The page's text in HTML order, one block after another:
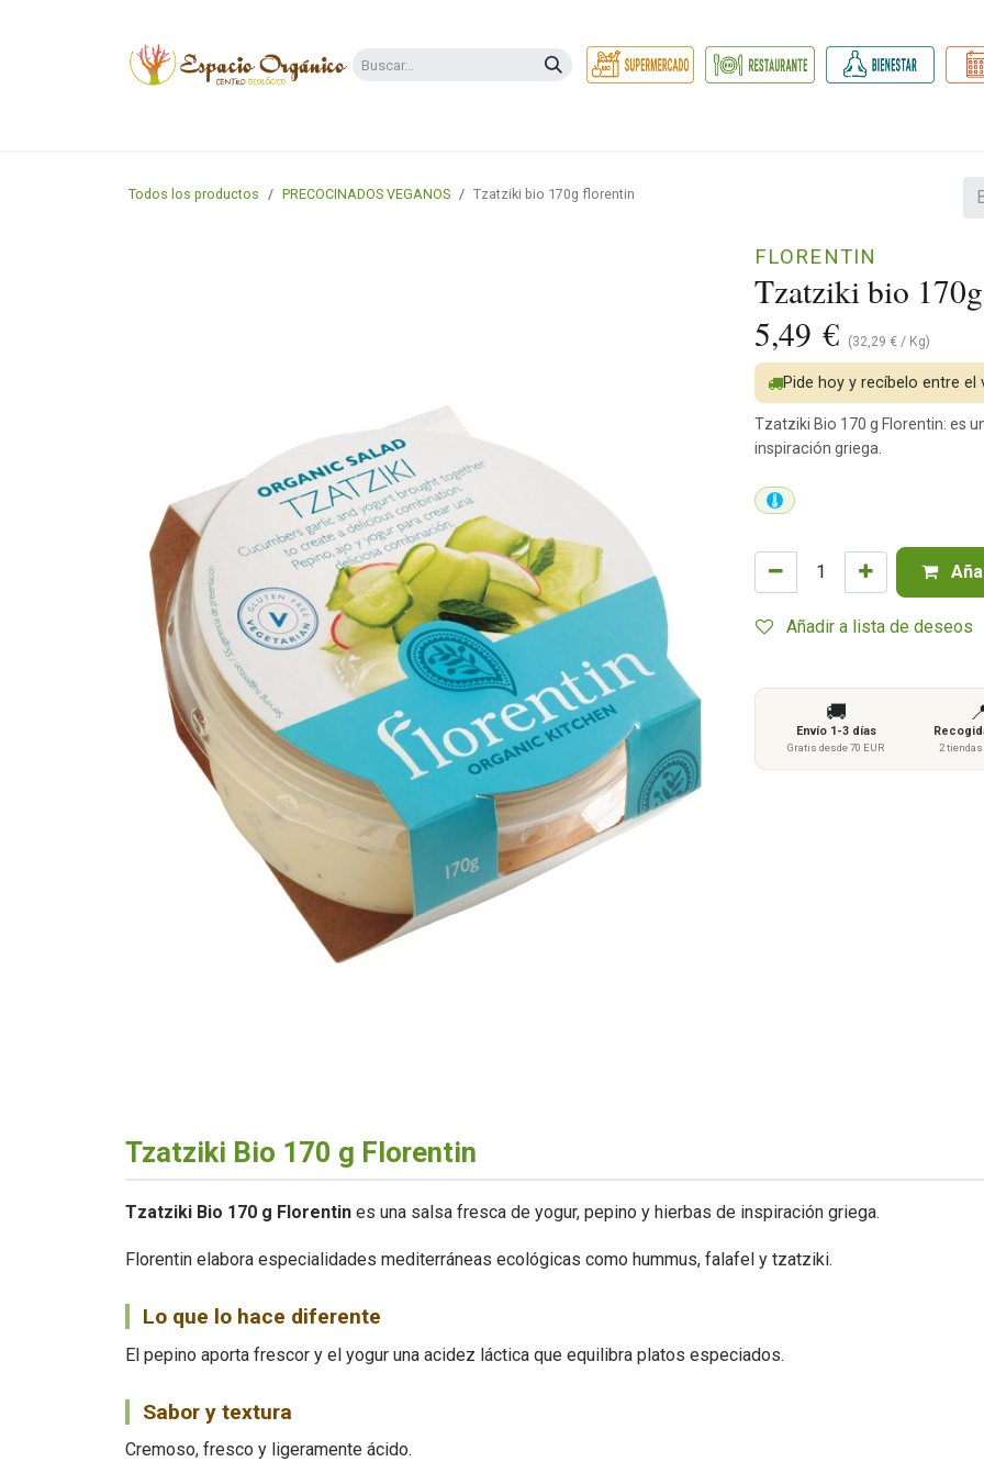
Todos los productos PRECOCINADOS VEGANOS Tzatziki bio 170g florentin
Tzatziki bio
FLORENTIN
5,49 € (32,29 € / Kg)
Añadir a lista de deseos
Pide hoy y recíbelo entre el
Tzatziki Bio 170 g Florentin: es
inspiración griega.
🚚
Envío 1-3 días
Gratis desde 70 EUR 2
Tzatziki Bio 170 g Florentin
Tzatziki Bio 170 g Florentin es una salsa fresca de yogur, pepino y hierbas de inspiración griega.
Florentin elabora especialidades mediterráneas ecológicas como hummus, falafel y tzatziki.
Lo que lo hace diferente
El pepino aporta frescor y el yogur una acidez láctica que equilibra platos especiados.
Sabor y textura
Cremoso, fresco y ligeramente ácido.